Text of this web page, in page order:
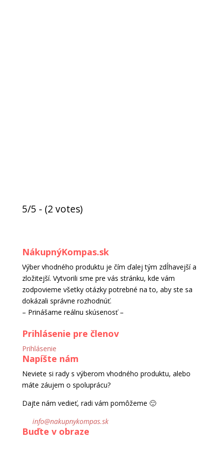
5/5 - (2 votes)
NákupnýKompas.sk
Výber vhodného produktu je čím ďalej tým zdĺhavejší a
zložitejší. Vytvorili sme pre vás stránku, kde vám
zodpovieme všetky otázky potrebné na to, aby ste sa
dokázali správne rozhodnúť.
– Prinášame reálnu skúsenosť –
Prihlásenie pre členov
Prihlásenie
Napíšte nám
Neviete si rady s výberom vhodného produktu, alebo
máte záujem o spoluprácu?
Dajte nám vedieť, radi vám pomôžeme 🙂
info@nakupnykompas.sk
Buďte v obraze